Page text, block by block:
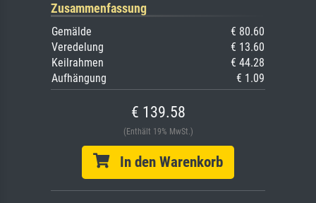
Zusammenfassung
Gemälde
€ 80.60
Veredelung
€ 13.60
Keilrahmen
€ 44.28
Aufhängung
€ 1.09
€ 139.58
(Enthält 19% MwSt.)
In den Warenkorb